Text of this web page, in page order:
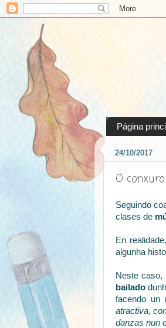
Página
24/10/2017
O
Seguindo
clases de
En
algunha
Neste
bailado
facendo un
atractiva,
danzas nun